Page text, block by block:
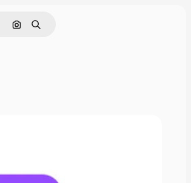
Rechercher par image
Rechercher